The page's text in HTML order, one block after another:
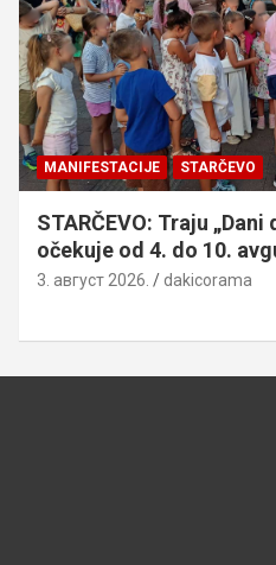
MANIFESTACIJE STARČEVO
STARČEVO: Traju
očekuje od 4. do 10.
3. август 2026. dakicorama